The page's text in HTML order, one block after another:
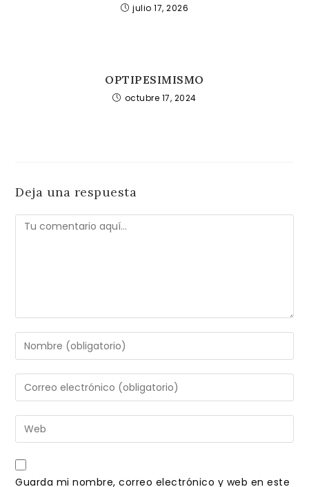
julio 17, 2026
OPTIPESIMISMO
octubre 17, 2024
Deja una respuesta
Comentario
Introduce
tu
nombre
de
usuario
para
comentar
Introduce
tu
dirección
de
electrónico
Introduce
la
URL
de
Guarda mi nombre, correo electrónico y web en este